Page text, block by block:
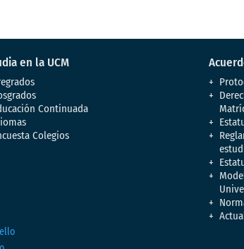
en la UCM
Continuada
Colegios